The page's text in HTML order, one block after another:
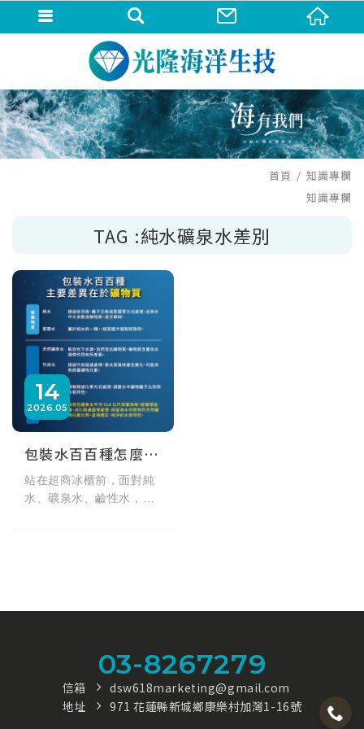
首頁 知識專欄
TAG :純水礦泉水差別
知識專欄
14
05
2026
包裝水百百種怎麼選？秒懂純水、礦泉水與海洋深層水的礦物質差異
站在超商冰櫃前，面對純
水、礦泉水、鹼性水，你
03-8267279
信箱
dsw618marketing@gmail.com
地址
971 花蓮縣新城鄉康樂村加灣1-16號